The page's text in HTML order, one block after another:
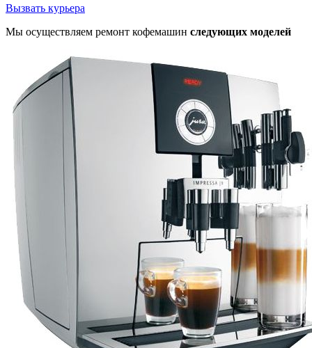
Вызвать курьера
Мы осуществляем ремонт кофемашин следующих моделей